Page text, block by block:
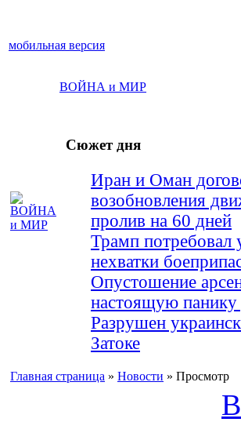
мобильная версия
ВОЙНА и МИР
Сюжет дня
Иран и Оман
возобновления
пролив на 60 дней
Трамп потребовал
нехватки
Опустошение
настоящую
Разрушен
Затоке
Главная страница » Новости » Просмотр